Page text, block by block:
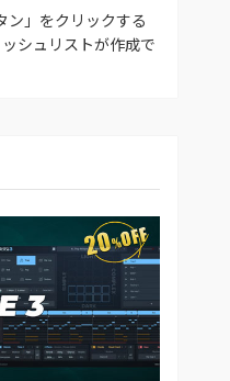
ン」をクリックする
シュリストが作成で